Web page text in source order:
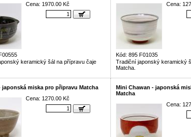
Cena: 1970.00 Kč
keramický šál na přípravu čaje
Kód: 895 F01035
Cena:
Tradiční japonský keramický
Matcha.
japonská miska pro připravu Matcha
Cena: 1270.00 Kč
Mini Chawan - japonská
Matcha
Cena: